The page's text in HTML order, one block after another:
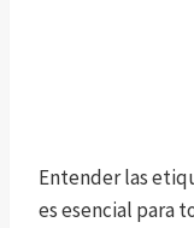
Entender las
es esencial para